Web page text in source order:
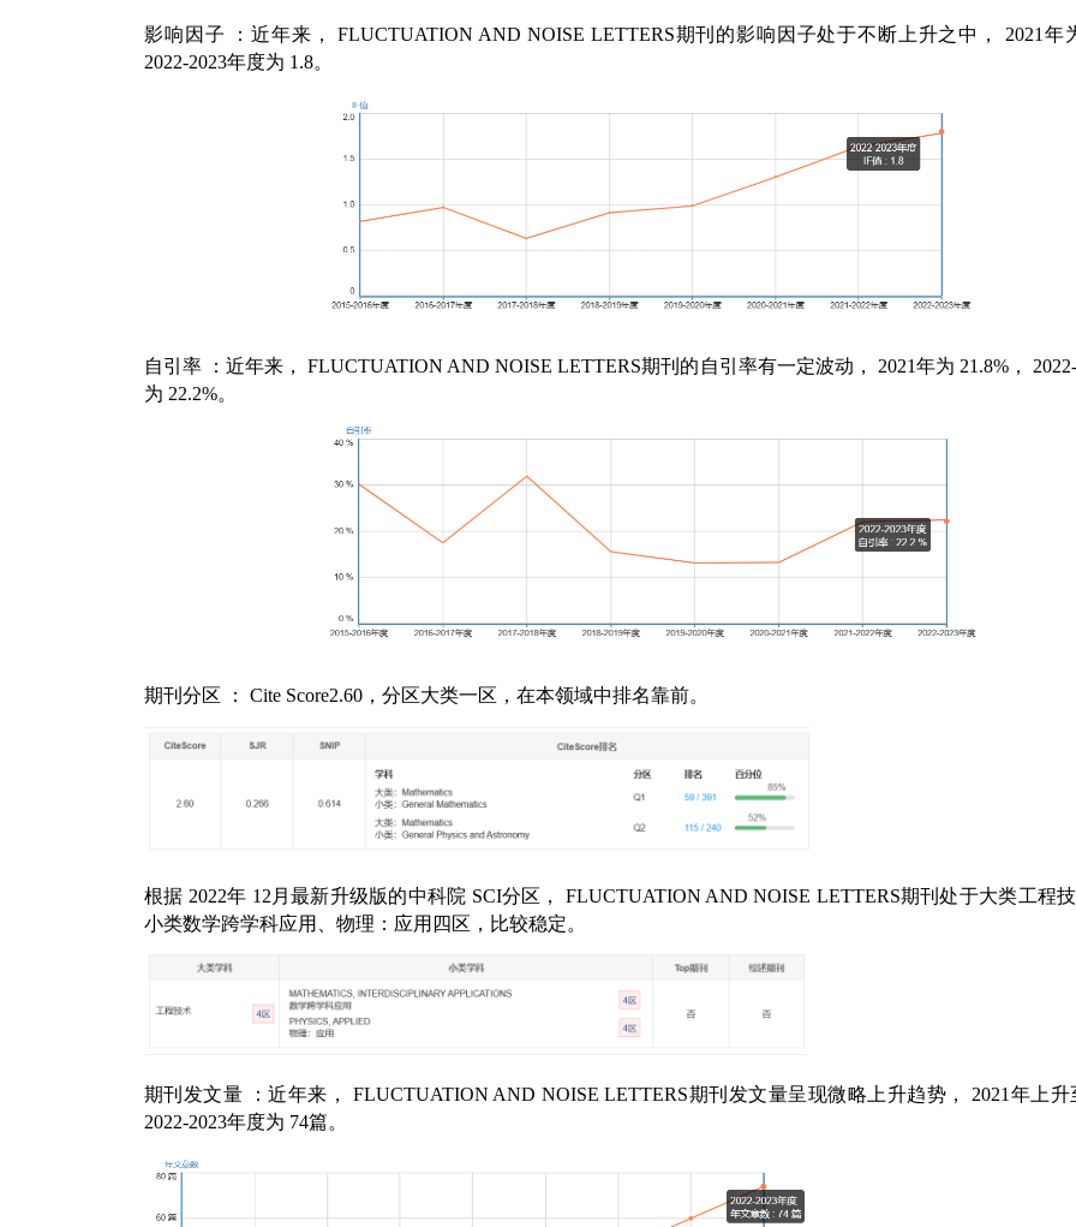
影响因子 ：近年来， FLUCTUATION AND NOISE LETTERS期刊的影响因子处于不断上升之中， 2021 年
2022-2023年度为 1.8。
自引率 ：近年来， FLUCTUATION AND NOISE LETTERS期刊的自引率有一定波动， 2021年为 21.8%，
为 22.2%。
期刊分区 ： Cite Score2.60 ，分区大类一区，在本领域中排名靠前。
根据 2022年 12 月最新升级版的中科院 SCI分区， FLUCTUATION AND NOISE LETTERS期刊处于大类工程
小类数学跨学科应用、物理：应用四区，比较稳定。
期刊发文量 ：近年来， FLUCTUATION AND NOISE LETTERS期刊发文量呈现微略上升趋势， 2021年上升
2022-2023年度为 74篇。